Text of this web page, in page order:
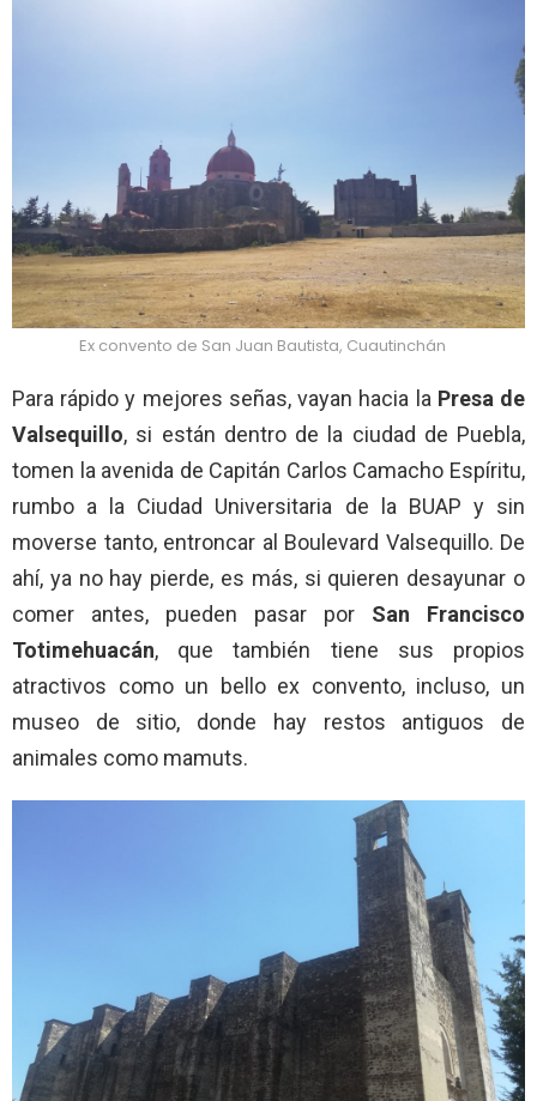
Ex convento de San Juan Bautista, Cuautinchán
Para rápido y mejores señas, vayan hacia la Presa de
Valsequillo, si están dentro de la ciudad de Puebla,
tomen la avenida de Capitán Carlos Camacho Espíritu,
rumbo a la Ciudad Universitaria de la BUAP y sin
moverse tanto, entroncar al Boulevard Valsequillo. De
ahí, ya no hay pierde, es más, si quieren desayunar o
comer antes, pueden pasar por San Francisco
Totimehuacán, que también tiene sus propios
atractivos como un bello ex convento, incluso, un
museo de sitio, donde hay restos antiguos de
animales como mamuts.